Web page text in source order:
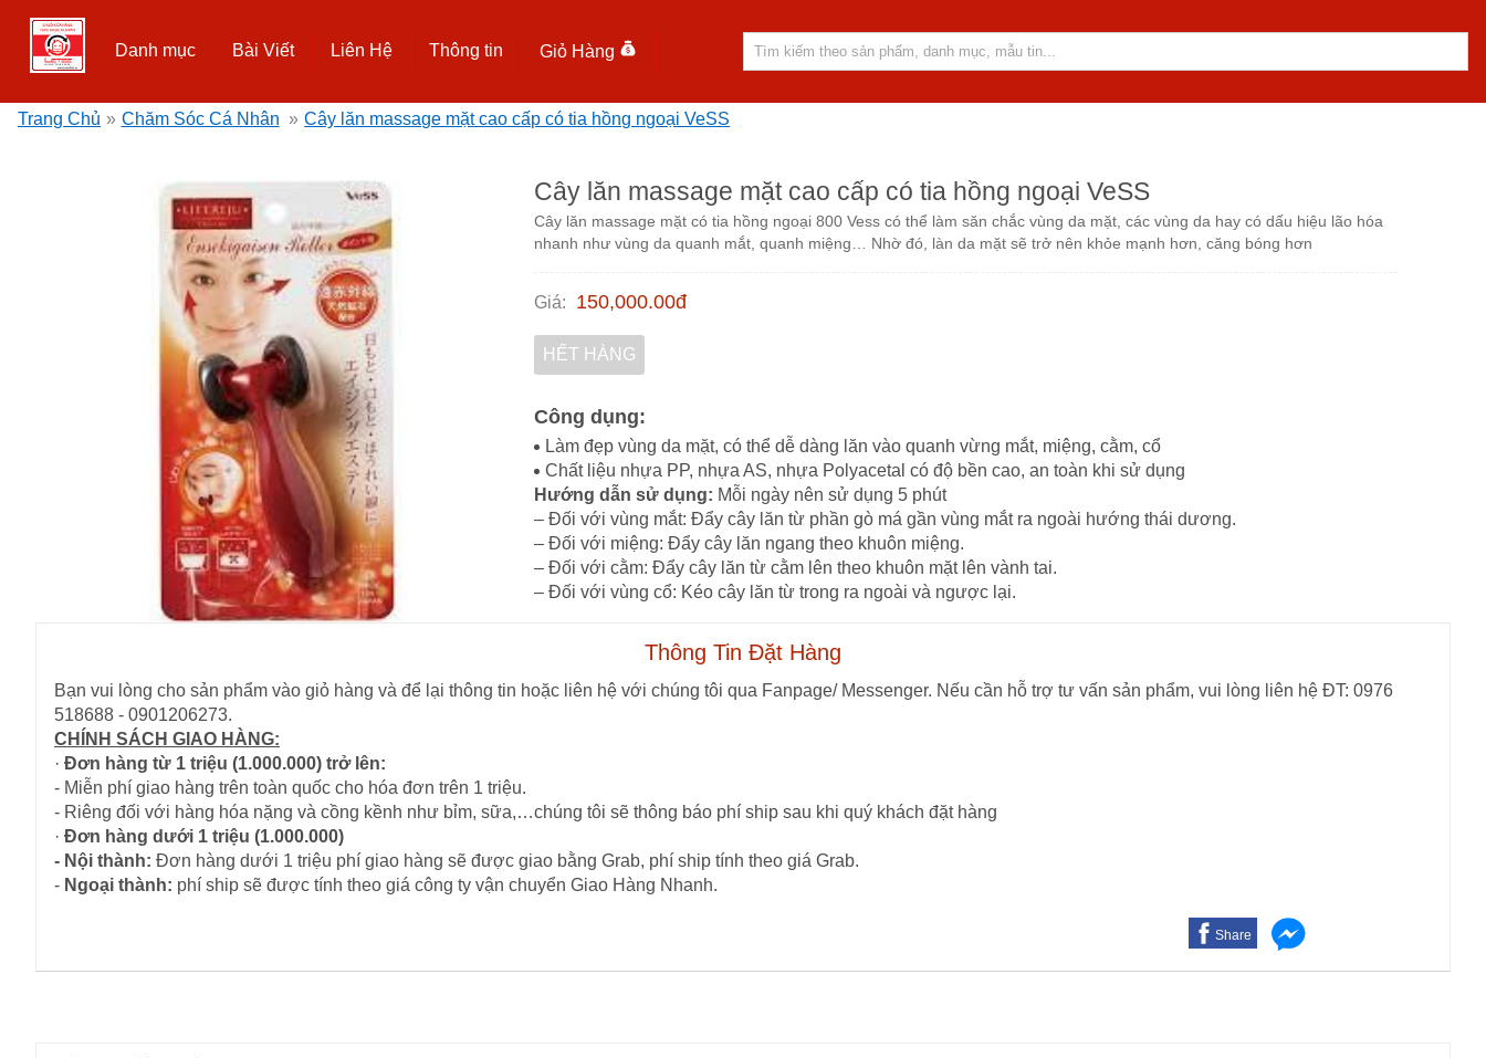
Danh mục Bài Viết Liên Hệ Thông tin Giỏ Hàng
Trang Chủ » Chăm Sóc Cá Nhân » Cây lăn massage mặt cao cấp có tia hồng ngoại VeSS
Cây lăn massage mặt cao cấp có tia hồng ngoại VeSS
Cây lăn massage mặt có tia hồng ngoại 800 Vess có thể làm săn chắc vùng da mặt, các vùng da hay có dấu hiệu lão hóa
nhanh như vùng da quanh mắt, quanh miệng… Nhờ đó, làn da mặt sẽ trở nên khỏe mạnh hơn, căng bóng hơn
Giá: 150,000.00đ
HẾT HÀNG
Công dụng:
Làm đẹp vùng da mặt, có thể dễ dàng lăn vào quanh vừng mắt, miệng, cằm, cổ
Chất liệu nhựa PP, nhựa AS, nhựa Polyacetal có độ bền cao, an toàn khi sử dụng
Hướng dẫn sử dụng: Mỗi ngày nên sử dụng 5 phút
– Đối với vùng mắt: Đẩy cây lăn từ phần gò má gần vùng mắt ra ngoài hướng thái dương.
– Đối với miệng: Đẩy cây lăn ngang theo khuôn miệng.
– Đối với cằm: Đẩy cây lăn từ cằm lên theo khuôn mặt lên vành tai.
– Đối với vùng cổ: Kéo cây lăn từ trong ra ngoài và ngược lại.
Thông Tin Đặt Hàng
Bạn vui lòng cho sản phẩm vào giỏ hàng và để lại thông tin hoặc liên hệ với chúng tôi qua Fanpage/ Messenger. Nếu cần hỗ trợ tư vấn sản phẩm, vui lòng liên hệ ĐT: 0976
518688 - 0901206273.
CHÍNH SÁCH GIAO HÀNG:
· Đơn hàng từ 1 triệu (1.000.000) trở lên:
- Miễn phí giao hàng trên toàn quốc cho hóa đơn trên 1 triệu.
- Riêng đối với hàng hóa nặng và cồng kềnh như bỉm, sữa,…chúng tôi sẽ thông báo phí ship sau khi quý khách đặt hàng
· Đơn hàng dưới 1 triệu (1.000.000)
- Nội thành: Đơn hàng dưới 1 triệu phí giao hàng sẽ được giao bằng Grab, phí ship tính theo giá Grab.
- Ngoại thành: phí ship sẽ được tính theo giá công ty vận chuyển Giao Hàng Nhanh.
Share